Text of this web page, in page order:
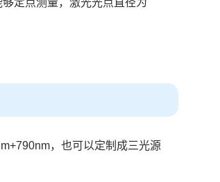
定点测量，激光光点直径为
，也可以定制成三光源